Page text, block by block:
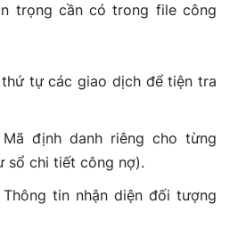
trọng cần có trong file công
thứ tự các giao dịch để tiện tra
Mã định danh riêng cho từng
sổ chi tiết công nợ).
Thông tin nhận diện đối tượng